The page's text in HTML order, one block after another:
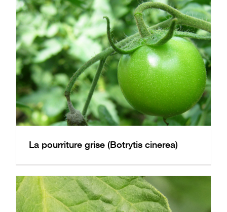
La pourriture grise (Botrytis cinerea)